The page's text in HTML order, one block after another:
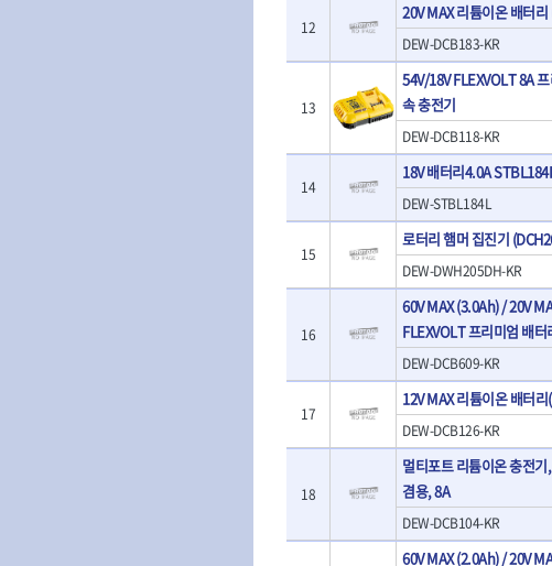
- 양용드라이버비트
- 슬라이딩마그네틱너트세
- 충전드릴용롱소켓
- 비트소켓레일세트
전동.충전공구
- 드릴
- 드라이버
- 임팩렌치
- 샌더
- 앵글그라인더
- 컷쏘
- 각도절단기
- 플런지쏘
- 블로워
- 밴드쏘
- 원형톱
- 해머드릴
- 임팩드라이버
- 로터리해머
- 라쳇렌치
- 전동가위
- 직쏘
- 멀티커터
- 광택기
- 앵글그라인더
- 샌딩머신
- 밴드쏘
- 콤보세트
- 호스클램프플라이어
12
20V MAX 리튬이온 배터
DEW-DCB183-KR
13
54V/18V FLEXVOLT 8A
속 충전기
DEW-DCB118-KR
14
18V 배터리4.0A
DEW-STBL184L
15
로터리 햄머 집진기
DEW-DWH205DH-KR
16
60V MAX (3.0Ah) / 20V
FLEXVOLT 프리미엄 배터
DEW-DCB609-KR
17
12V MAX 리튬이온 배터
DEW-DCB126-KR
18
멀티포트 리튬이온 충전기
겸용, 8A
DEW-DCB104-KR
60V MAX (2.0Ah) / 20V